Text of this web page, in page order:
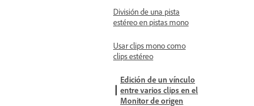
División de una pista
estéreo en pistas mono
Usar clips mono como
clips estéreo
Edición de un vínculo
entre varios clips en el
Monitor de origen